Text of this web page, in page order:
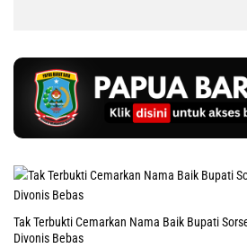
Tak Terbukti Cemarkan Nama Baik Bupati
Divonis Bebas